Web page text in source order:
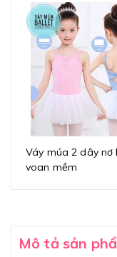
Váy múa 2 dây nơ
voan mềm
Mô tả sản